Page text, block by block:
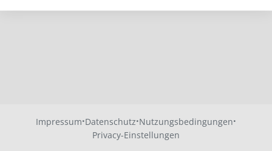
Impressum·Datenschutz·Nutzungsbedingungen·
Privacy-Einstellungen